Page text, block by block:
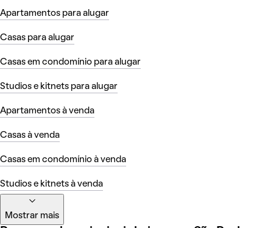
Apartamentos para alugar
Casas para alugar
Casas em condomínio para alugar
Studios e kitnets para alugar
Apartamentos à venda
Casas à venda
Casas em condomínio à venda
Studios e kitnets à venda
Mostrar mais